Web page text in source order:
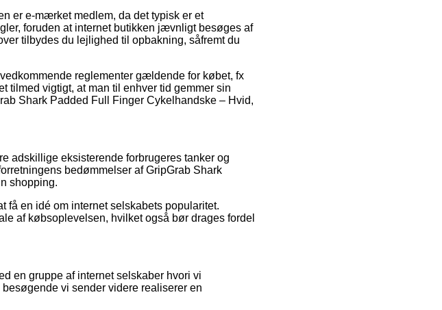
er e-mærket medlem, da det typisk er et
foruden at internet butikken jævnligt besøges af
tilbydes du lejlighed til opbakning, såfremt du
reglementer gældende for købet, fx
tilmed vigtigt, at man til enhver tid gemmer sin
Shark Padded Full Finger Cykelhandske – Hvid,
adskillige eksisterende forbrugeres tanker og
bedømmelser af GripGrab Shark
shopping.
få en idé om internet selskabets popularitet.
af købsoplevelsen, hvilket også bør drages fordel
en gruppe af internet selskaber hvori vi
vi sender videre realiserer en